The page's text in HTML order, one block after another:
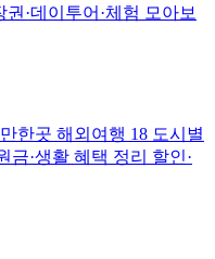
권·데이투어·체험 모아보
한곳 해외여행 18 도시별
금·생활 혜택 정리 할인·